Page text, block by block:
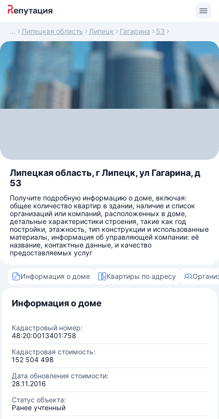
Липецкая область Липецк Гагарина 53
Липецкая область, г Липецк, ул Гагарина, д
53
Получите подробную информацию о доме, включая:
общее количество квартир в здании, наличие и список
организаций или компаний, расположенных в доме,
детальные характеристики строения, такие как год
постройки, этажность, тип конструкции и использованные
материалы, информация об управляющей компании: её
название, контактные данные, и качество
предоставляемых услуг
Информация о доме Квартиры по адресу
Информация о доме
Кадастровый номер:
48:20:0013401:758
Кадастровая стоимость:
152 504 498
Дата обновления стоимости:
28.11.2016
Статус объекта:
Ранее учтенный